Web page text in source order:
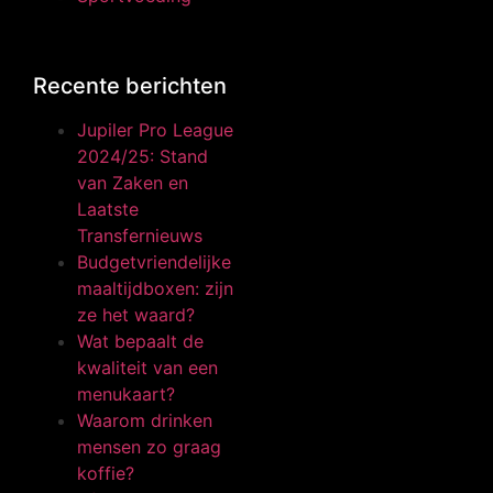
Recente berichten
Jupiler Pro League
2024/25: Stand
van Zaken en
Laatste
Transfernieuws
Budgetvriendelijke
maaltijdboxen: zijn
ze het waard?
Wat bepaalt de
kwaliteit van een
menukaart?
Waarom drinken
mensen zo graag
koffie?